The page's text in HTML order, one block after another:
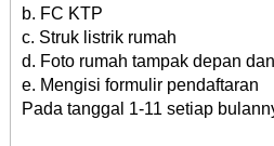
b. FC KTP
c. Struk listrik rumah
d. Foto rumah tampak depan
e. Mengisi formulir pendaftaran
Pada tanggal 1-11 setiap